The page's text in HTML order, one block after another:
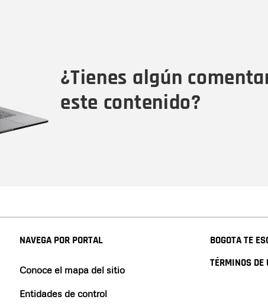
¿Tienes algún
este contenido?
NAVEGA POR PORTAL
Conoce el mapa del sitio
Entidades de control
BOGOTA TE
TÉRMINOS DE